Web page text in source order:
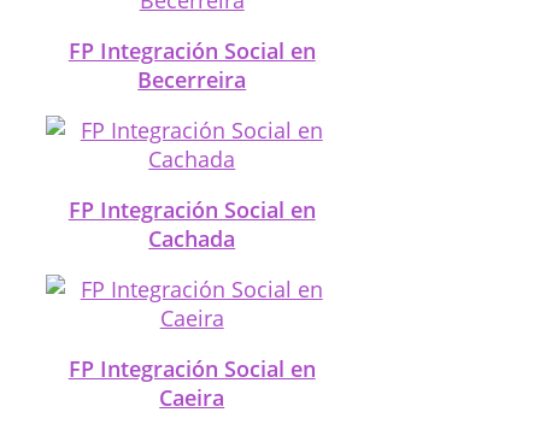
FP Integración Social en
Becerreira
FP Integración Social en
Cachada
FP Integración Social en
Caeira